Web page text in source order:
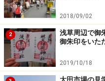
2018/09/02
2
浅草周辺で御
御朱印をいた
2019/10/18